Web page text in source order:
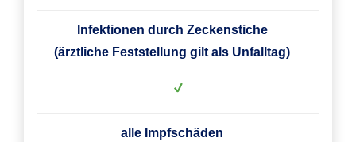
Infektionen durch Zeckenstiche
(ärztliche Feststellung gilt als Unfalltag)
alle Impfschäden